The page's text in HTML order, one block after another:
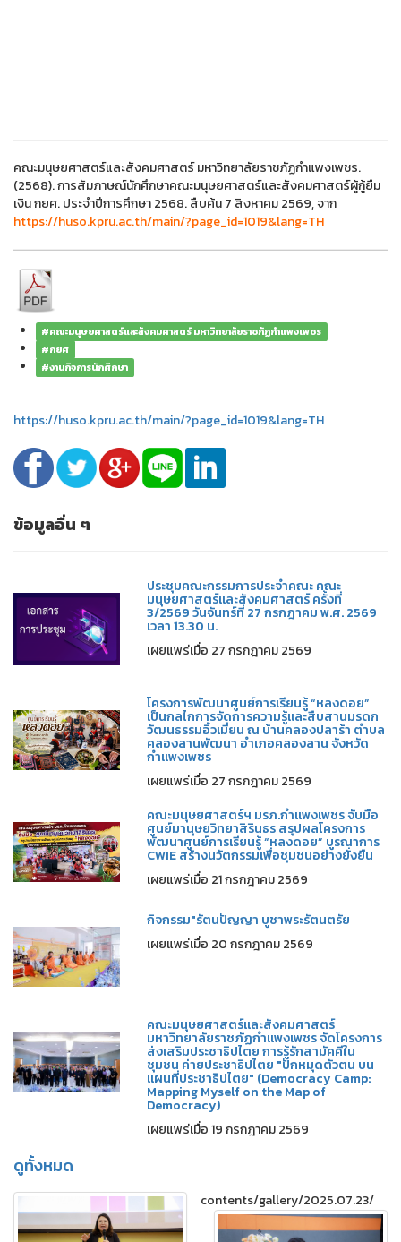
คณะมนุษยศาสตร์และสังคมศาสตร์ มหาวิทยาลัยราชภัฏกำแพงเพชร.
(2568). การสัมภาษณ์นักศึกษาคณะมนุษยศาสตร์และสังคมศาสตร์ผู้กู้ยืม
เงิน กยศ. ประจำปีการศึกษา 2568. สืบค้น 7 สิงหาคม 2569, จาก
https://huso.kpru.ac.th/main/?page_id=1019&lang=TH
#คณะมนุษยศาสตร์และสังคมศาสตร์ มหาวิทยาลัยราชภัฏกำแพงเพชร
#กยศ
#งานกิจการนักศึกษา
https://huso.kpru.ac.th/main/?page_id=1019&lang=TH
ข้อมูลอื่น ๆ
ประชุมคณะกรรมการประจำคณะ คณะ
มนุษยศาสตร์และสังคมศาสตร์ ครั้งที่
3/2569 วันจันทร์ที่ 27 กรกฎาคม พ.ศ. 2569
เวลา 13.30 น.
เผยแพร่เมื่อ 27 กรกฎาคม 2569
โครงการพัฒนาศูนย์การเรียนรู้ “หลงดอย”
เป็นกลไกการจัดการความรู้และสืบสานมรดก
วัฒนธรรมอิ้วเมี่ยน ณ บ้านคลองปลาร้า ตำบล
คลองลานพัฒนา อำเภอคลองลาน จังหวัด
กำแพงเพชร
เผยแพร่เมื่อ 27 กรกฎาคม 2569
คณะมนุษยศาสตร์ฯ มรภ.กำแพงเพชร จับมือ
ศูนย์มานุษยวิทยาสิรินธร สรุปผลโครงการ
พัฒนาศูนย์การเรียนรู้ “หลงดอย” บูรณาการ
CWIE สร้างนวัตกรรมเพื่อชุมชนอย่างยั่งยืน
เผยแพร่เมื่อ 21 กรกฎาคม 2569
กิจกรรม"รัตนปัญญา บูชาพระรัตนตรัย
เผยแพร่เมื่อ 20 กรกฎาคม 2569
คณะมนุษยศาสตร์และสังคมศาสตร์
มหาวิทยาลัยราชภัฏกำแพงเพชร จัดโครงการ
ส่งเสริมประชาธิปไตย การรู้รักสามัคคีใน
ชุมชน ค่ายประชาธิปไตย "ปักหมุดตัวตน บน
แผนที่ประชาธิปไตย" (Democracy Camp:
Mapping Myself on the Map of
Democracy)
เผยแพร่เมื่อ 19 กรกฎาคม 2569
ดูทั้งหมด
contents/gallery/2025.07.23/